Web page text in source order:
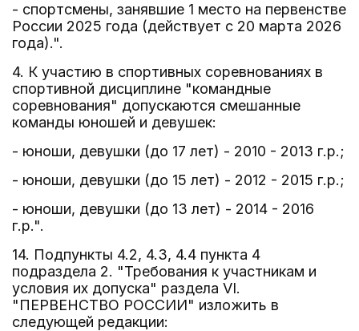
- спортсмены, занявшие 1 место на первенстве
России 2025 года (действует с 20 марта 2026
года).".
4. К участию в спортивных соревнованиях в
спортивной дисциплине "командные
соревнования" допускаются смешанные
команды юношей и девушек:
- юноши, девушки (до 17 лет) - 2010 - 2013 г.р.;
- юноши, девушки (до 15 лет) - 2012 - 2015 г.р.;
- юноши, девушки (до 13 лет) - 2014 - 2016
г.р.".
14. Подпункты 4.2, 4.3, 4.4 пункта 4
подраздела 2. "Требования к участникам и
условия их допуска" раздела VI.
"ПЕРВЕНСТВО РОССИИ" изложить в
следующей редакции: